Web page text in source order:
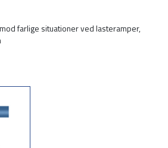
farlige situationer ved lasteramper,